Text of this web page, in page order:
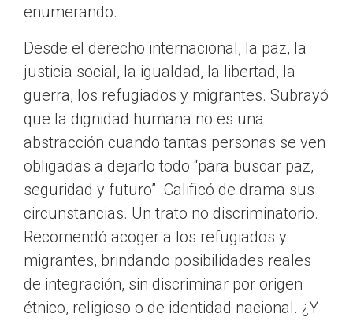
enumerando.
Desde el derecho internacional, la paz, la
justicia social, la igualdad, la libertad, la
guerra, los refugiados y migrantes. Subrayó
que la dignidad humana no es una
abstracción cuando tantas personas se ven
obligadas a dejarlo todo “para buscar paz,
seguridad y futuro”. Calificó de drama sus
circunstancias. Un trato no discriminatorio.
Recomendó acoger a los refugiados y
migrantes, brindando posibilidades reales
de integración, sin discriminar por origen
étnico, religioso o de identidad nacional. ¿Y